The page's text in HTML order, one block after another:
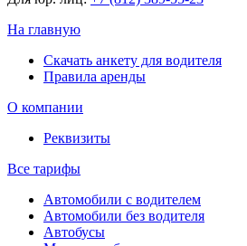
На главную
Скачать анкету для водителя
Правила аренды
О компании
Реквизиты
Все тарифы
Автомобили с водителем
Автомобили без водителя
Автобусы